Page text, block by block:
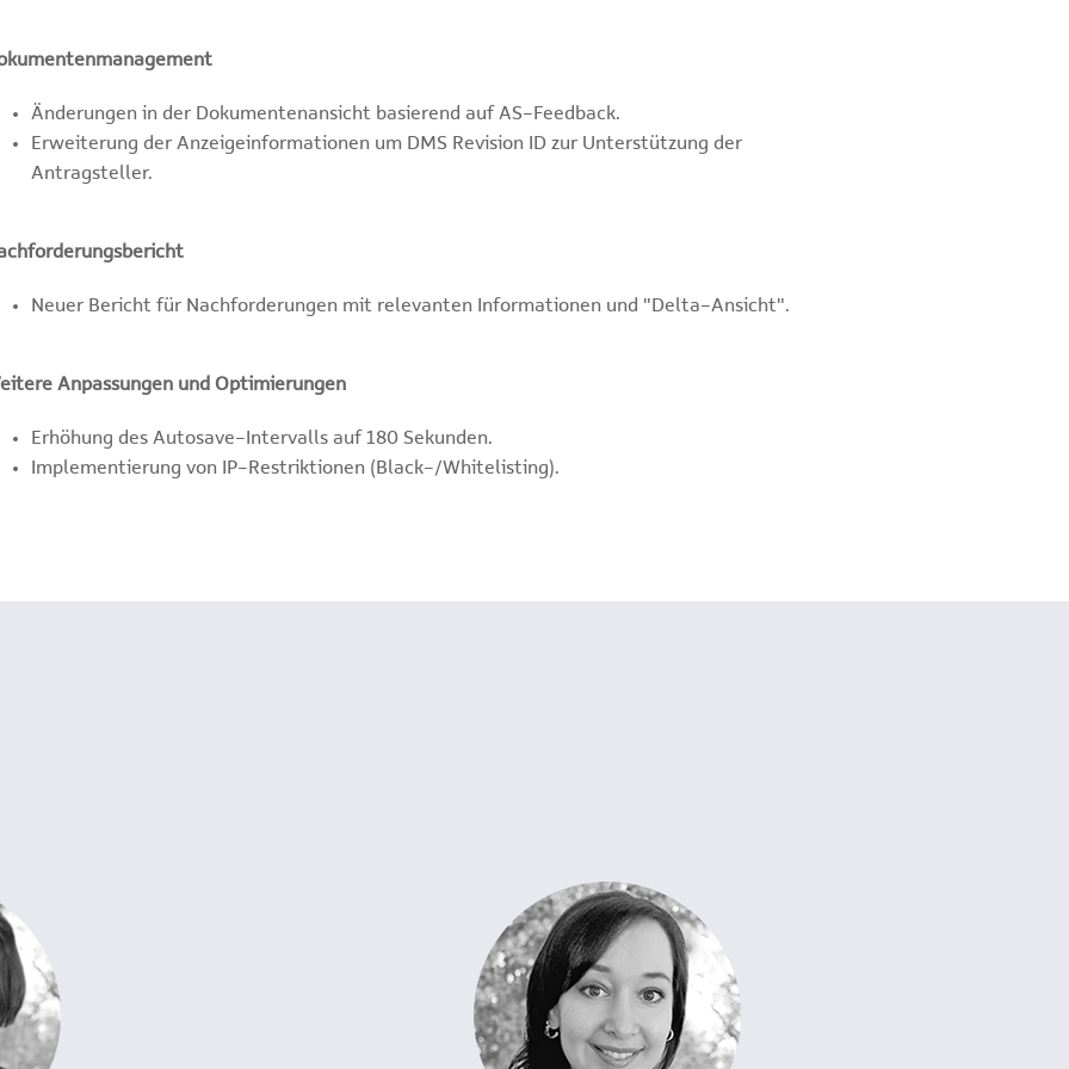
Änderungen in der Dokumentenansicht basierend auf AS-Feedback.
Erweiterung der Anzeigeinformationen um DMS Revision ID zur Unterstützung der
Antragsteller.
Neuer Bericht für Nachforderungen mit relevanten Informationen und "Delta-Ansicht".
Anpassungen und Optimierungen
Erhöhung des Autosave-Intervalls auf 180 Sekunden.
Implementierung von IP-Restriktionen (Black-/Whitelisting).